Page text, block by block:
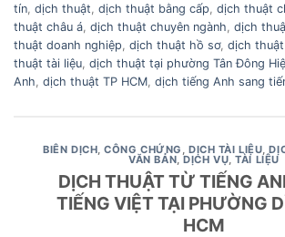
tín dịch thuật dịch thuật bằng cấp dịch thuật
thuật châu á dịch thuật chuyên ngành dịch
thuật doanh nghiệp dịch thuật hồ sơ, dịch
thuật tài liệu dịch thuật tại phường Tân Đông
Anh dịch thuật TP HCM dịch tiếng Anh sang
BIÊN DỊCH,CÔNG CHỨNG ,DỊCH TÀI LIỆU,
VĂN BẢN,DỊCH VỤ,TÀI LIỆU
DỊCH THUẬT TỪ TIẾNG
TIẾNG VIỆT TẠI PHƯỜNG
HCM